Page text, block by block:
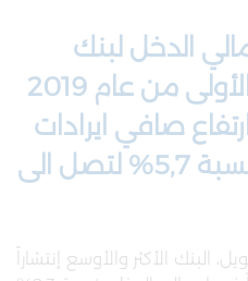
الدخل لبنك
الإسكان للستة أشهر الأولى من عام 2019
نسبته 2,3%. ارتفاع صافي ايرادات
الفوائد والعمولات بنسبة 5,7% لتصل الى
البنك الأكثر والأوسع إنتشاراً